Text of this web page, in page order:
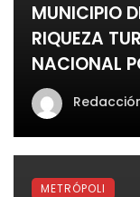
MUNICIPIO
RIQUEZA
NACIONAL
METRÓPOLI